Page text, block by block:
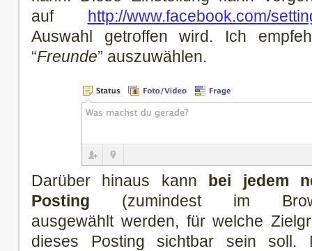
auf http://www.facebook.com/
Auswahl getroffen wird. Ich
“Freunde” auszuwählen.
Darüber hinaus kann bei jedem
Posting (zumindest im
ausgewählt werden, für welche
dieses Posting sichtbar sein soll.